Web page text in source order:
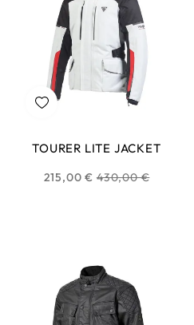
TOURER LITE JACKET
215,00 € Prix
430,00 €